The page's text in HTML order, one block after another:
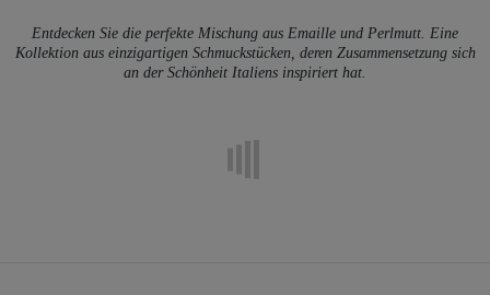
Entdecken Sie die perfekte Mischung aus Emaille und Perlmutt. Eine
Kollektion aus einzigartigen Schmuckstücken, deren Zusammensetzung sich
an der Schönheit Italiens inspiriert hat.